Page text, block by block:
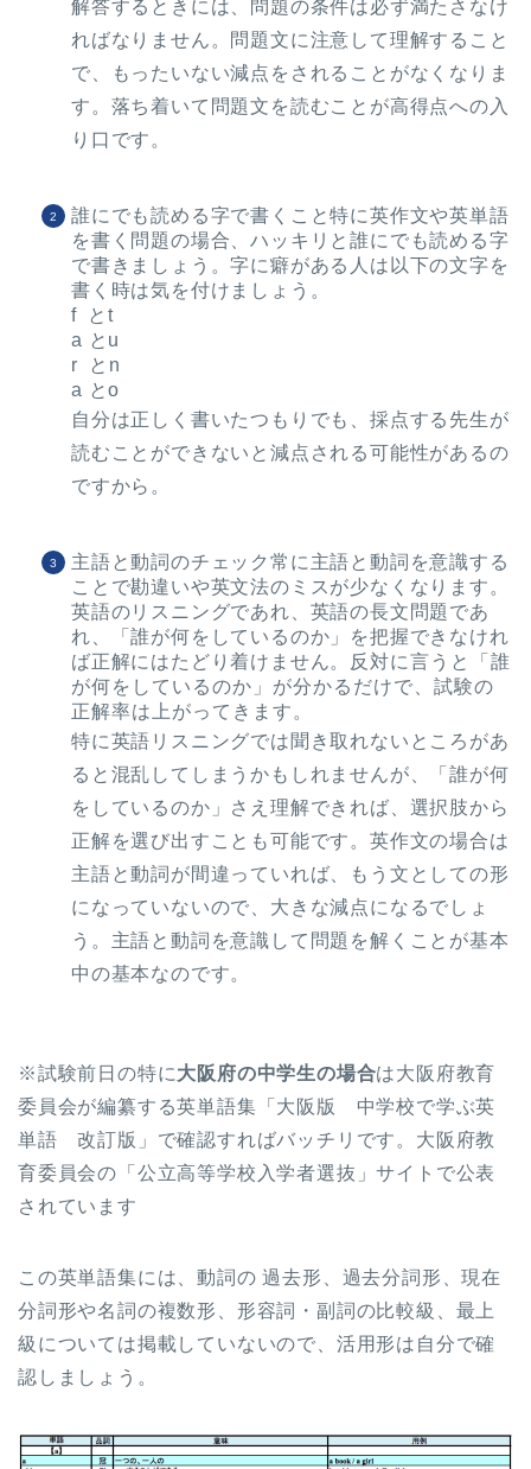
解答するときには、問題の条件は必ず満たさなけ
ればなりません。問題文に注意して理解すること
で、もったいない減点をされることがなくなりま
す。落ち着いて問題文を読むことが高得点への入
り口です。
誰にでも読める字で書くこと特に英作文や英単語
を書く問題の場合、ハッキリと誰にでも読める字
で書きましょう。字に癖がある人は以下の文字を
書く時は気を付けましょう。
f とt
a とu
r とn
a とo
自分は正しく書いたつもりでも、採点する先生が
読むことができないと減点される可能性があるの
ですから。
主語と動詞のチェック 常に主語と動詞を意識する
ことで勘違いや英文法のミスが少なくなります。
英語のリスニングであれ、英語の長文問題であ
れ、「誰が何をしているのか」を把握できなけれ
ば正解にはたどり着けません。
反対に言うと「誰
が何をしているのか」が分かるだけで、試験の
正解率は上がってきます。
特に英語リスニングでは聞き取れないところがあ
ると混乱してしまうかもしれませんが、「誰が何
をしているのか」さえ理解できれば、選択肢から
正解を選び出すことも可能です。 英作文の場合は
主語と動詞が間違っていれば、もう文としての形
になっていないので、大きな減点になるでしょ
う。 主語と動詞を意識して問題を解くことが基本
中の基本なのです。
※試験前日の特に大阪府の中学生の場合は大阪府教育
委員会が編纂する英単語集「 大阪版 中学校で学ぶ英
単語 改訂版 」で確認すればバッチリです。 大阪府教
育委員会の「公立高等学校入学者選抜」サイトで公表
されています
この英単語集には、動詞の 過去形、過去分詞形、現在
分詞形や名詞の複数形、形容詞・副詞の比較級、最上
級については掲載していないので、活用形は自分で確
認しましょう。